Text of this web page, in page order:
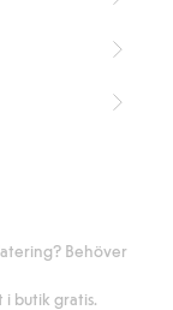
Behöver
i butik gratis.